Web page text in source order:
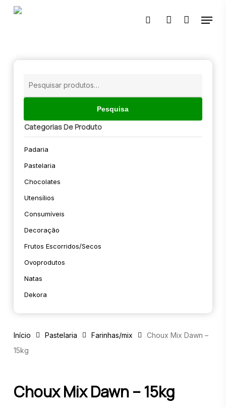
Skip
🔍
pesquisaraccount
Menu
Pesquisa
Categorias De Produto
Padaria
Pastelaria
Chocolates
Utensílios
Consumíveis
Decoração
Frutos Escorridos/secos
Ovoprodutos
Natas
Dekora
Início Pastelaria Farinhas/mix
Choux Mix Dawn –
15kg
Choux Mix Dawn – 15kg